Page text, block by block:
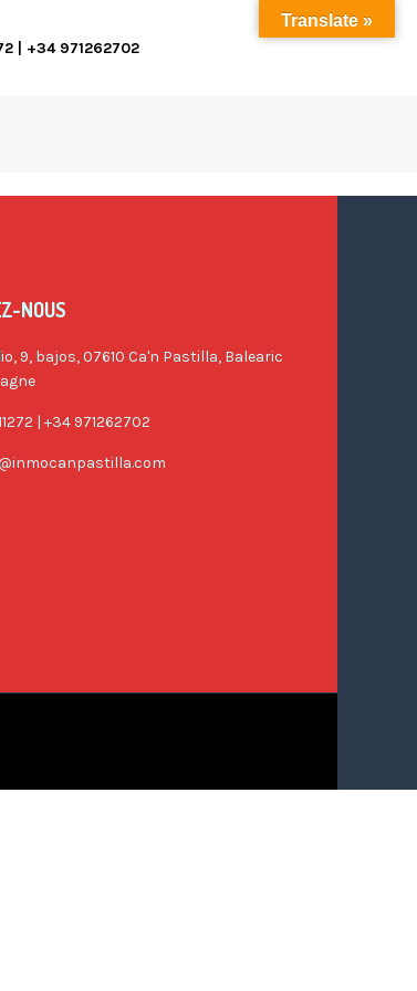
| +34 971262702
NOUS
9, bajos, 07610 Ca'n Pastilla, Balearic
| +34 971262702
Translate »